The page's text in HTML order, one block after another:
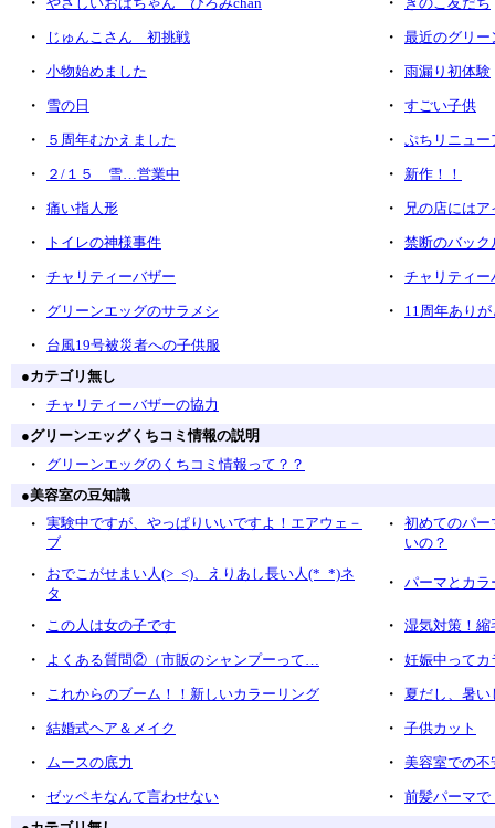
・ じゅんこさん 初挑戦 ・ 最近のグリー
・ 小物始めました ・ 雨漏り初体験
・ 雪の日 ・ すごい子供
・ ５周年むかえました ・ ぷちリニュー
・ ２/１５ 雪…営業中 ・ 新作！！
・ 痛い指人形 ・ 兄の店には
・ トイレの神様事件 ・ 禁断のバック
・ チャリティーバザー ・ チャリティー
・ グリーンエッグのサラメシ ・ 11周年あり
・
台風19号被災者への子供服
●カテゴリ無し
・
チャリティーバザーの協力
●グリーンエッグくちコミ情報の説明
・
グリーンエッグのくちコミ情報って？？
●美容室の豆知識
・
実験中ですが、やっぱりいいですよ！エアウェ－
ブ
・
初めてのパー
いの？
・
おでこがせまい人(>_<)、えりあし長い人(*_*)ネ
タ
・ パーマとカラ
・ この人は女の子です ・ 湿気対策！縮
・ よくある質問②（市販のシャンプーって… ・ 妊娠中ってカ
・ これからのブーム！！新しいカラーリング ・ 夏だし、暑
・ 結婚式ヘア＆メイク ・ 子供カット
・ ムースの底力 ・ 美容室での不
・ ゼッペキなんて言わせない ・
前髪パーマ